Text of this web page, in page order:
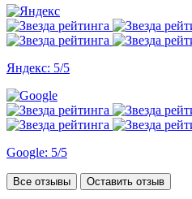
Яндекс: 5/5
Google: 5/5
Все отзывы Оставить отзыв